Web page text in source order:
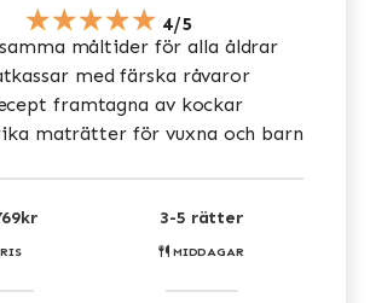
★★★★★ 4/5
måltider för alla åldrar
med färska råvaror
framtagna av kockar
maträtter för vuxna och barn
MIDDAGAR
3-5 rätter